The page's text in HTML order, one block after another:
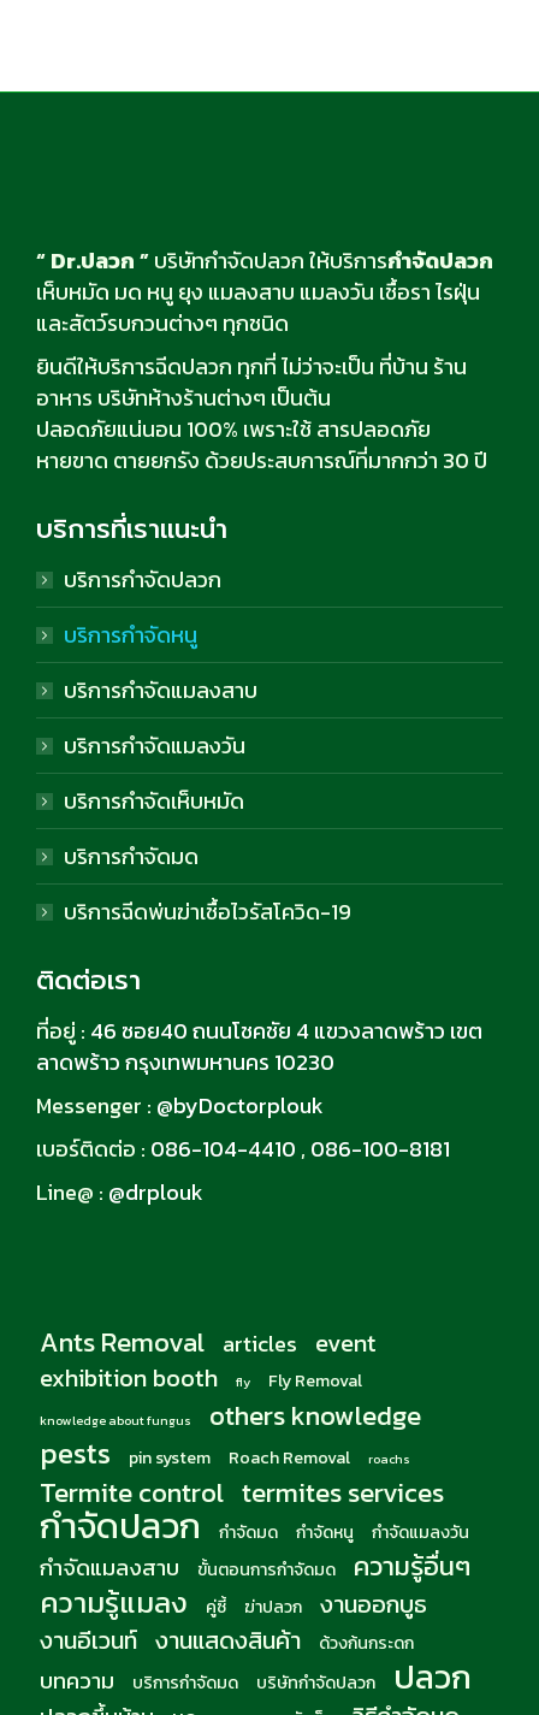
“ Dr.ปลวก ”บริษัทกำจัดปลวก ให้บริการกำจัดปลวก
เห็บหมัด มด หนู ยุง แมลงสาบ แมลงวัน เชื้อรา ไรฝุ่น
และสัตว์รบกวนต่างๆ ทุกชนิด
ยินดีให้บริการฉีดปลวก ทุกที่ ไม่ว่าจะเป็น ที่บ้าน ร้าน
อาหาร บริษัทห้างร้านต่างๆ เป็นต้น
ปลอดภัยแน่นอน 100% เพราะใช้ สารปลอดภัย
หายขาด ตายยกรัง ด้วยประสบการณ์ที่มากกว่า 30 ปี
บริการที่เราแนะนำ
บริการกำจัดปลวก
บริการกำจัดหนู
บริการกำจัดแมลงสาบ
บริการกำจัดแมลงวัน
บริการกำจัดเห็บหมัด
บริการกำจัดมด
บริการฉีดพ่นฆ่าเชื้อไวรัสโควิด-19
ติดต่อเรา
ที่อยู่ : 46 ซอย40 ถนนโชคชัย 4 แขวงลาดพร้าว เขต
ลาดพร้าว กรุงเทพมหานคร 10230
Messenger : @byDoctorplouk
เบอร์ติดต่อ : 086-104-4410, 086-100-8181
Line@ : @drplouk
Ants Removal articles
event
exhibition booth
fly Fly Removal
knowledge about fungus others knowledge
pests pin system Roach Removal roachs
Termite control termites services
กำจัดปลวก กำจัดมด กำจัดหนู กำจัดแมลงวัน
กำจัดแมลงสาบ ขั้นตอนการกำจัดมด ความรู้อื่นๆ
ความรู้แมลง คู่ซี้ ฆ่าปลวก
งานออกบูธ
งานอีเวนท์ งานแสดงสินค้า ด้วงก้นกระดก
บทความ บริการกำจัดมด บริษัทกำจัดปลวก ปลวก